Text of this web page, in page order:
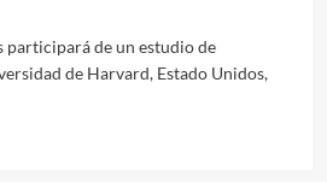
de un estudio de
de Harvard, Estado Unidos,